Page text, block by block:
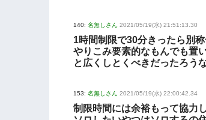
140: 名無しさん 2021/05/19(水) 21:51:13.30
1時間制限で30分きったら別
やりこみ要素的なもんでも置
と広くしとくべきだったろう
153: 名無しさん 2021/05/19(水) 22:00:42.34
制限時間には余裕もって協力